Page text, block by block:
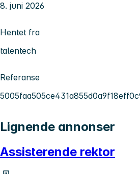
8. juni 2026
Hentet fra
talentech
Referanse
Lignende annonser
Assisterende rektor